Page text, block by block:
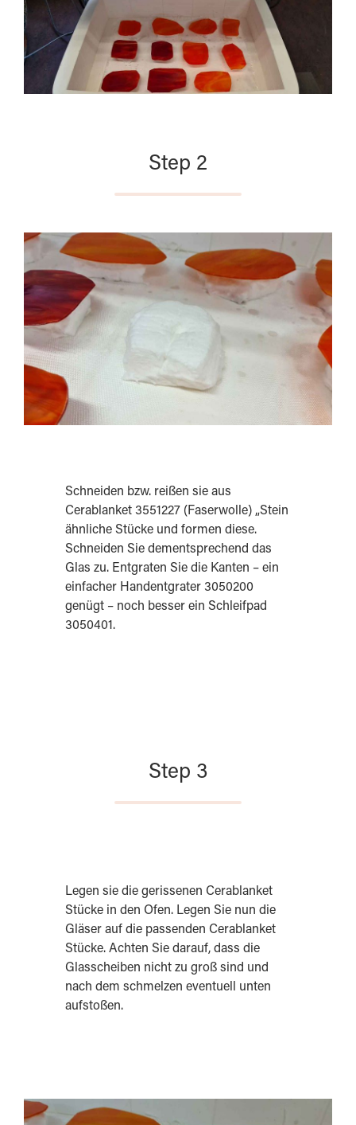
Step 2
Schneiden bzw. reißen sie aus
Cerablanket 3551227 (Faserwolle) „Stein
ähnliche Stücke und formen diese.
Schneiden Sie dementsprechend das
Glas zu. Entgraten Sie die Kanten – ein
einfacher Handentgrater 3050200
genügt – noch besser ein Schleifpad
3050401.
Step 3
Legen sie die gerissenen Cerablanket
Stücke in den Ofen. Legen Sie nun die
Gläser auf die passenden Cerablanket
Stücke. Achten Sie darauf, dass die
Glasscheiben nicht zu groß sind und
nach dem schmelzen eventuell unten
aufstoßen.